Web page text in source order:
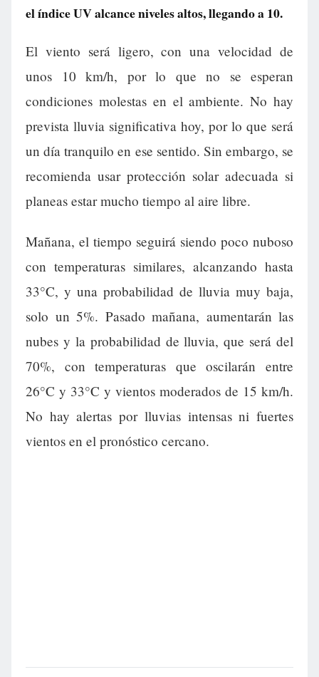
el índice UV alcance niveles altos, llegando a 10.
El viento será ligero, con una velocidad de
unos 10 km/h, por lo que no se esperan
condiciones molestas en el ambiente. No hay
prevista lluvia significativa hoy, por lo que será
un día tranquilo en ese sentido. Sin embargo, se
recomienda usar protección solar adecuada si
planeas estar mucho tiempo al aire libre.
Mañana, el tiempo seguirá siendo poco nuboso
con temperaturas similares, alcanzando hasta
33°C, y una probabilidad de lluvia muy baja,
solo un 5%. Pasado mañana, aumentarán las
nubes y la probabilidad de lluvia, que será del
70%, con temperaturas que oscilarán entre
26°C y 33°C y vientos moderados de 15 km/h.
No hay alertas por lluvias intensas ni fuertes
vientos en el pronóstico cercano.